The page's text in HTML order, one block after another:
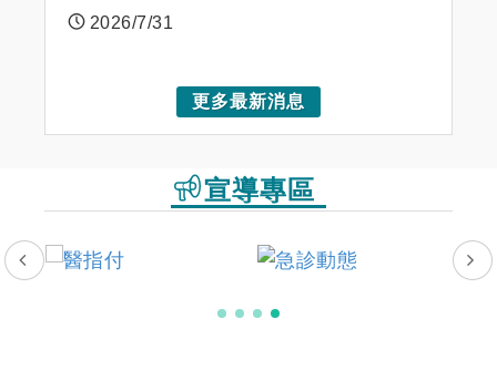
rence Showcases AI Critical-Care Mod
2026/7/31
更多最新消息
宣導專區